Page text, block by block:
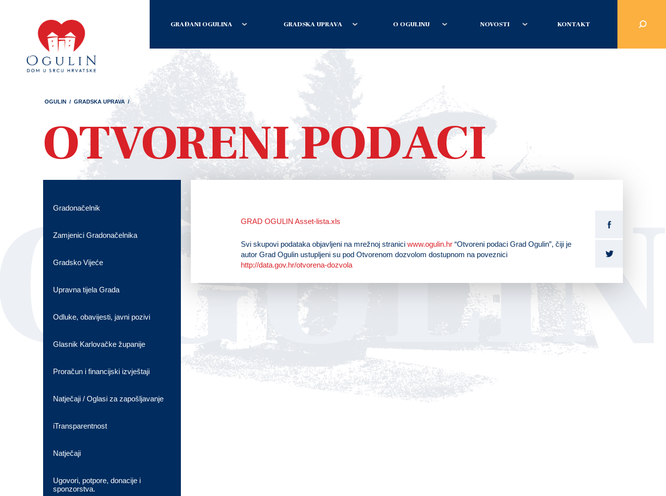
GRAĐANI OGULINA GRADSKA UPRAVA O OGULINU NOVOSTI KONTAKT
OGULIN / GRADSKA UPRAVA /
OTVORENI PODACI
GRAD OGULIN Asset-lista.xls
Svi skupovi podataka objavljeni na mrežnoj stranici www.ogulin.hr “Otvoreni podaci Grad Ogulin”, čiji je
autor Grad Ogulin ustupljeni su pod Otvorenom dozvolom dostupnom na poveznici
http://data.gov.hr/otvorena-dozvola
Gradonačelnik
Zamjenici Gradonačelnika
Gradsko Vijeće
Upravna tijela Grada
Odluke, obavijesti, javni pozivi
Glasnik Karlovačke županije
Proračun i financijski izvještaji
Natječaji / Oglasi za zapošljavanje
iTransparentnost
Natječaji
Ugovori, potpore, donacije i
sponzorstva.